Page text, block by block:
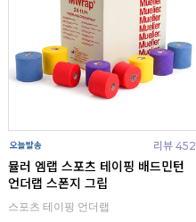
리뷰 452
뮬러 엠랩 스포츠 테이핑 배드민턴
언더랩 스폰지 그립
스포츠 테이핑 언더랩